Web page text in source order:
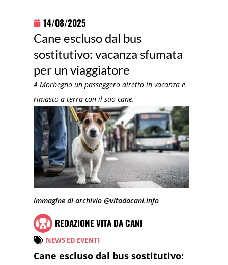
14/08/2025
Cane escluso dal bus
sostitutivo: vacanza sfumata
per un viaggiatore
A Morbegno un passeggero diretto in vacanza è
rimasto a terra con il suo cane.
immagine di archivio @vitadacani.info
REDAZIONE VITA DA CANI
NEWS ED EVENTI
Cane escluso dal bus sostitutivo: